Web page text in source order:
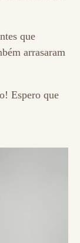
que
arrasaram
Espero que